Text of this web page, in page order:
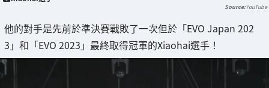
YouTube
他的對手是先前於準決賽戰敗了一次但於「EVO Japan 202
3」和「EVO 2023」最終取得冠軍的Xiaohai選手！